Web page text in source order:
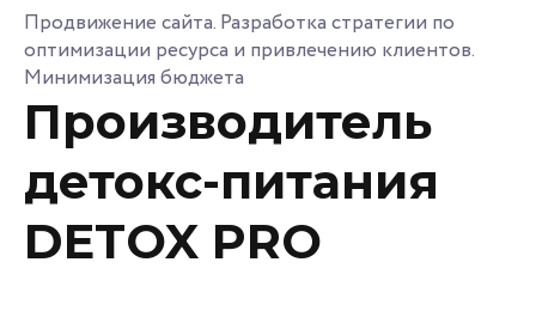
Продвижение сайта. Разработка стратегии по
оптимизации ресурса и привлечению клиентов.
Минимизация бюджета
Производитель
детокс-питания
DETOX PRO